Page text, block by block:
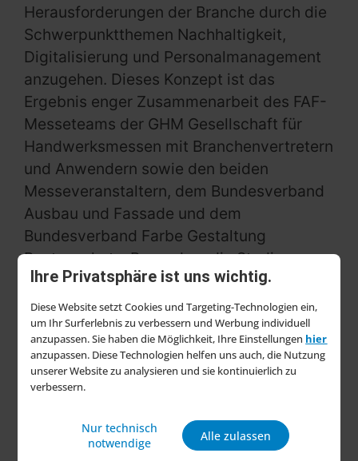
Ihre Privatsphäre ist uns wichtig.
Diese Website setzt Cookies und Targeting-Technologien ein,
um Ihr Surferlebnis zu verbessern und Werbung individuell
anzupassen. Sie haben die Möglichkeit, Ihre Einstellungen hier
anzupassen. Diese Technologien helfen uns auch, die Nutzung
unserer Website zu analysieren und sie kontinuierlich zu
verbessern.
Nur technisch
notwendige
Alle zulassen
Herausforderungen der Branche durch die
Schwerpunktthemen Nachhaltigkeit,
Digitalisierung und Personalmanagement
anzugehen. Dieses Konzept ist das
Ergebnis enger Zusammenarbeit des FAF-
Messeteams der GHM Gesellschaft für
Handwerksmessen mit Branchenvertretern
und Anwendern sowie den beiden
Messeveranstaltern, dem Bundesverband
Ausbau und Fassade und dem
Bundesverband Farbe Gestaltung
Bautenschutz. Besonders die Studie
„Malerhandwerk 2040“ des letzteren
Verbandes lieferte wichtige Einsichten in
die zukünftige Entwicklung der Branche.
„Diese bedeutende Veranstaltung bringt
Experten, Fachleute und Interessierte aus
zusammen und bietet eine herausragende
Plattform für den Austausch neuester